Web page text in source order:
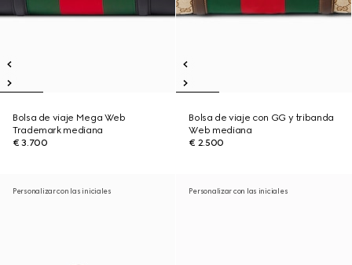
Bolsa de viaje Mega Web
Trademark mediana
€ 3.700
Bolsa de viaje con GG y tribanda
Web mediana
€ 2.500
Personalizar con las iniciales Personalizar con las iniciales